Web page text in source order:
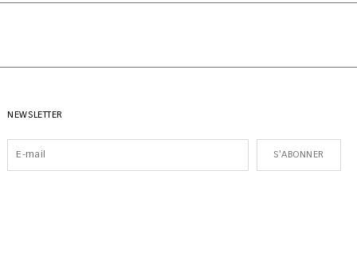
NEWSLETTER
S'ABONNER